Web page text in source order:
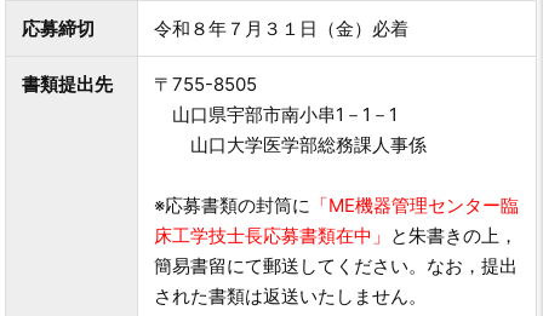
応募締切 令和８年７月３１日（金）必着
書類提出先
〒755-8505
山口県宇部市南小串1－1－1
山口大学医学部総務課人事係
※応募書類の封筒に 「ME機器管理センター臨
床工学技士長応募書類在中」 と朱書きの上，
簡易書留にて郵送してください。なお，提出
された書類は返送いたしません。